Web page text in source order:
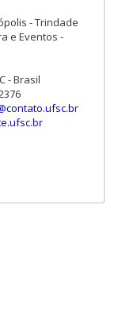
- Trindade
e Eventos -
- Brasil